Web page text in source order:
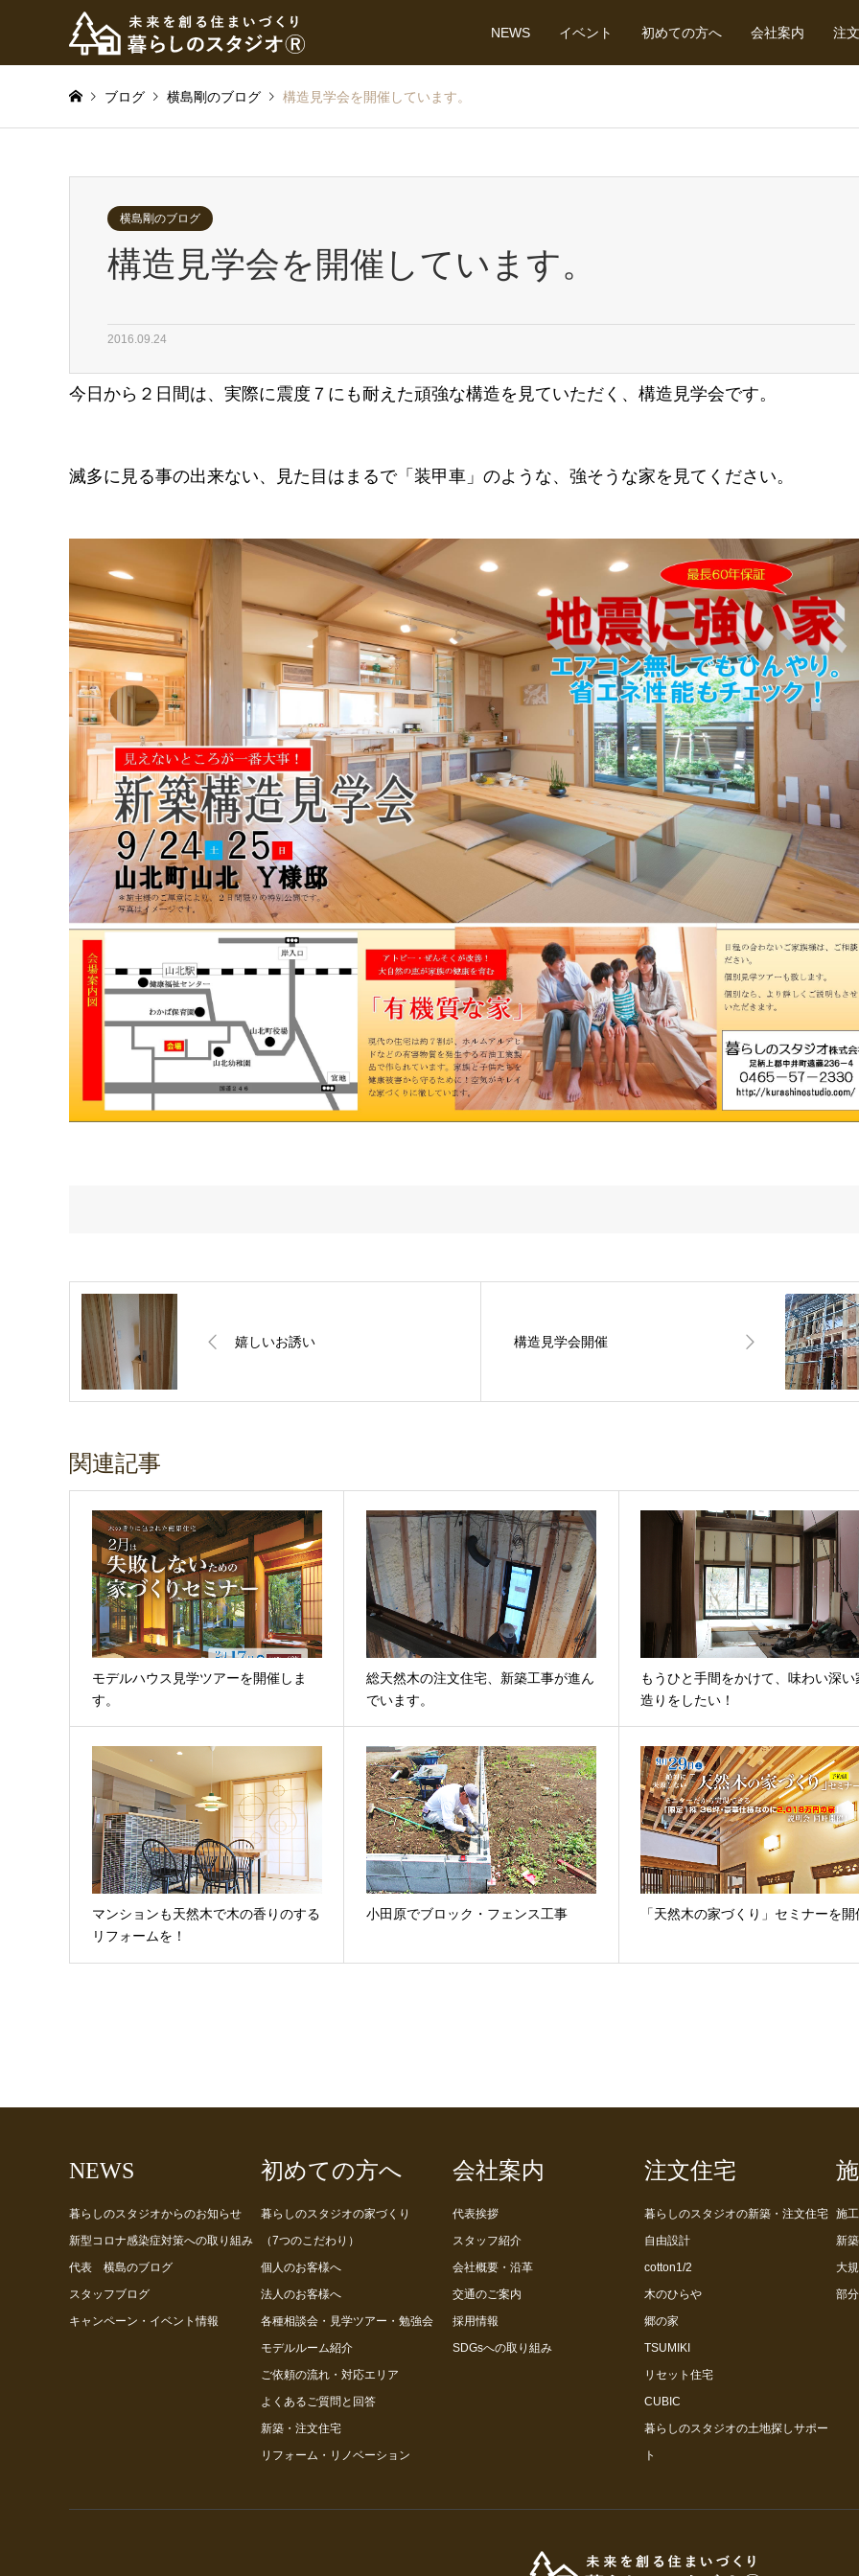
NEWS イベント 初めての方へ 会社案内 注
ブログ 横島剛のブログ 構造見学会を開催しています。
横島剛のブログ
構造見学会を開催しています。
2016.09.24
今日から２日間は、実際に震度７にも耐えた頑強な構造を見ていただく、構造見学会です。
滅多に見る事の出来ない、見た目はまるで「装甲車」のような、強そうな家を見てください。
嬉しいお誘い 構造見学会開催
関連記事
モデルハウス見学ツアーを開催しま
す。
総天然木の注文住宅、新築工事が進ん
でいます。
もうひと手間をかけて、味わい深い
造りをしたい！
マンションも天然木で木の香りのする
リフォームを！
小田原でブロック・フェンス工事 「天然木の家づくり」セミナーを開
NEWS
暮らしのスタジオからのお知らせ
新型コロナ感染症対策への取り組み
代表 横島のブログ
スタッフブログ
キャンペーン・イベント情報
初めての方へ
暮らしのスタジオの家づくり
（7つのこだわり）
個人のお客様へ
法人のお客様へ
各種相談会・見学ツアー・勉強会
モデルルーム紹介
ご依頼の流れ・対応エリア
よくあるご質問と回答
新築・注文住宅
リフォーム・リノベーション
会社案内
代表挨拶
スタッフ紹介
会社概要・沿革
交通のご案内
採用情報
SDGsへの取り組み
注文住宅
暮らしのスタジオの新築・注文住宅
自由設計
cotton1/2
木のひらや
郷の家
TSUMIKI
リセット住宅
CUBIC
暮らしのスタジオの土地探しサポー
ト
施
新
大
部